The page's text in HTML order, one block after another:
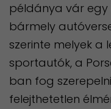
példánya vár egy
bármely
szerinte melyek
sportautók, a
ban fog
felejthetetlen